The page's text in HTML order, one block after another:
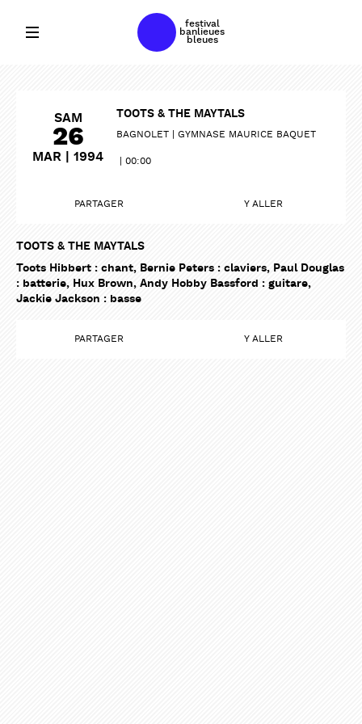
festival
banlieues
bleues
SAM
26
MAR | 1994
TOOTS & THE MAYTALS
BAGNOLET GYMNASE MAURICE BAQUET
00:00
PARTAGER Y ALLER
TOOTS & THE MAYTALS
Toots Hibbert : chant, Bernie Peters : claviers, Paul Douglas
: batterie, Hux Brown, Andy Hobby Bassford : guitare,
Jackie Jackson : basse
PARTAGER Y ALLER